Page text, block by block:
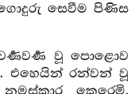
ගොදුරු සෙවීම පිණිස
වූ පොළොව
එහෙයින් රන්වන් වූ